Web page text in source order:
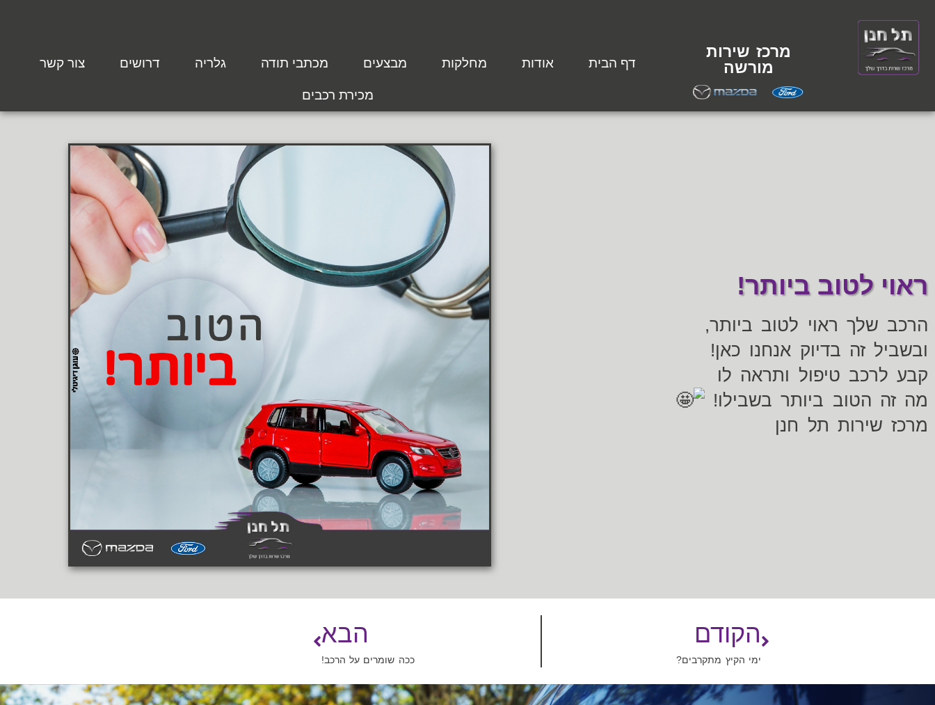
מרכז שירות
מורשה
דף הבית אודות מחלקות מבצעים מכתבי תודה גלריה דרושים צור קשר
מכירת רכבים
ראוי לטוב ביותר!
הרכב שלך ראוי לטוב ביותר,
ובשביל זה בדיוק אנחנו כאן!
קבע לרכב טיפול ותראה לו
מה זה הטוב ביותר בשבילו!
מרכז שירות תל חנן
הקודם
ימי הקיץ מתקרבים?
הבא
ככה שומרים על הרכב!